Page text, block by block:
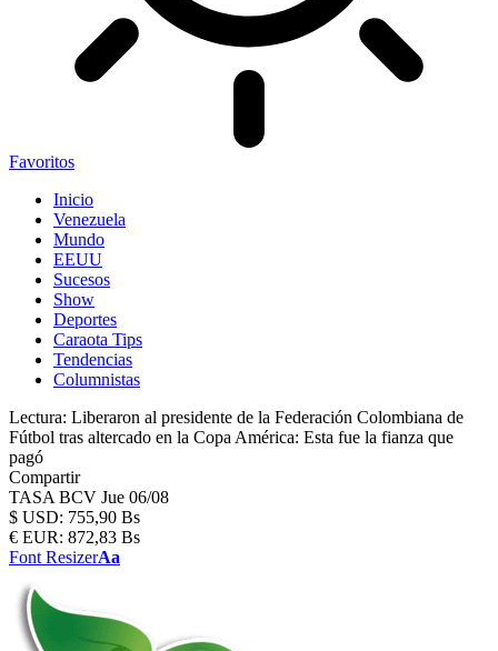
Favoritos
Inicio
Venezuela
Mundo
EEUU
Sucesos
Show
Deportes
Caraota Tips
Tendencias
Columnistas
Lectura: Liberaron al presidente de la Federación Colombiana de
Fútbol tras altercado en la Copa América: Esta fue la fianza que
pagó
Compartir
TASA BCV Jue 06/08
$ USD: 755,90 Bs
€ EUR: 872,83 Bs
Font ResizerAa